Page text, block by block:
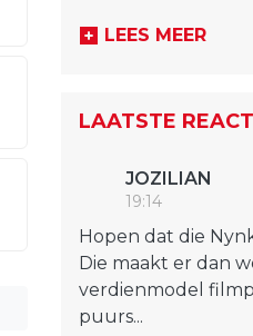
LEES MEER
LAATSTE
JOZILIAN
19:14
Hopen dat die
Die maakt er dan
verdienmodel
puurs...